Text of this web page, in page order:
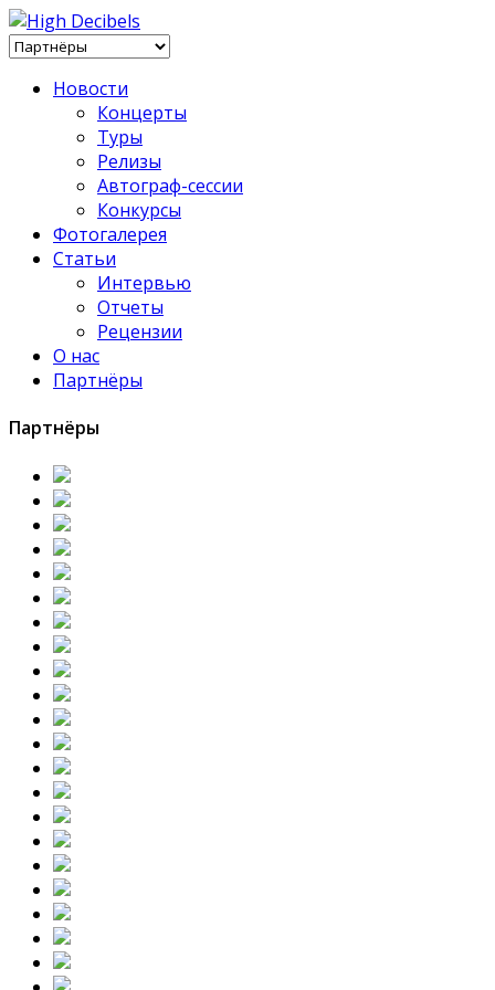
Новости
Концерты
Туры
Релизы
Автограф-сессии
Конкурсы
Фотогалерея
Статьи
Интервью
Отчеты
Рецензии
О нас
Партнёры
Партнёры